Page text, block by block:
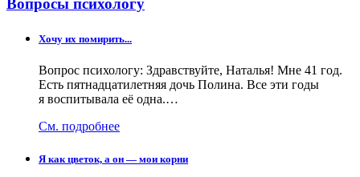
Вопросы психологу
Хочу их помирить...
Вопрос психологу: Здравствуйте, Наталья! Мне 41 год.
Есть пятнадцатилетняя дочь Полина. Все эти годы
я воспитывала её одна.…
См. подробнее
Я как цветок, а он — мои корни